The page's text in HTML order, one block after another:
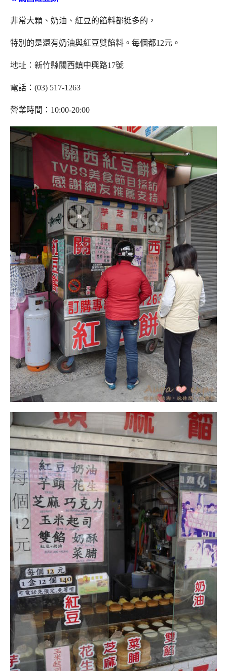
非常大顆、奶油、紅豆的餡料都挺多的，
特別的是還有奶油與紅豆雙餡料。每個都12元。
地址：新竹縣關西鎮中興路17號
電話：(03) 517-1263
營業時間：10:00-20:00